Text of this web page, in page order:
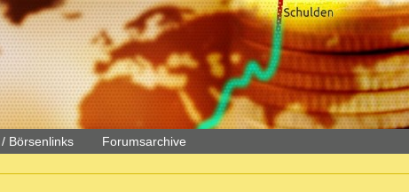
Börsenlinks Forumsarchive